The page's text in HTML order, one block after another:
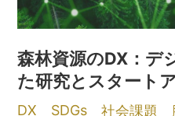
森林資源のDX：デ
た研究とスタート
DX SDGs 社会課題